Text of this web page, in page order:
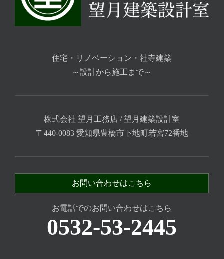
住宅・リノベーション・社寺建築
～設計から施工まで～
株式会社 望月工務店 / 望月建築設計室
〒440-0083 愛知県豊橋市下地町若宮72番地
お問い合わせはこちら
お電話でのお問い合わせはこちら
0532-53-2445